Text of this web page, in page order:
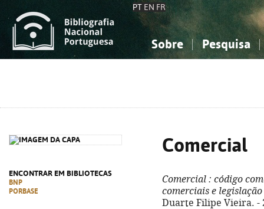
PT EN FR
Sobre Pesquisa
ENCONTRAR EM BIBLIOTECAS
BNP
PORBASE
Comercial
Comercial : código
comerciais e
Duarte Filipe Vieira. -